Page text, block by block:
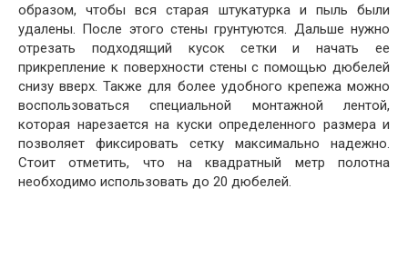
образом, чтобы вся старая штукатурка и пыль были
удалены. После этого стены грунтуются. Дальше нужно
отрезать подходящий кусок сетки и начать ее
прикрепление к поверхности стены с помощью дюбелей
снизу вверх. Также для более удобного крепежа можно
воспользоваться специальной монтажной лентой,
которая нарезается на куски определенного размера и
позволяет фиксировать сетку максимально надежно.
Стоит отметить, что на квадратный метр полотна
необходимо использовать до 20 дюбелей.